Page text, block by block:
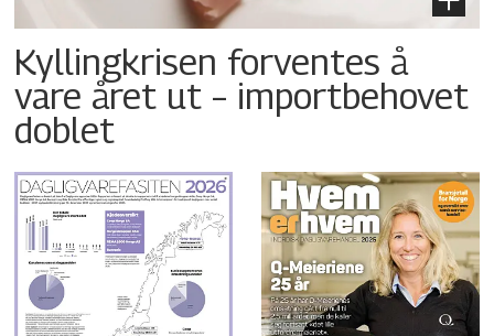
Kyllingkrisen forventes å
vare året ut – importbehovet
doblet